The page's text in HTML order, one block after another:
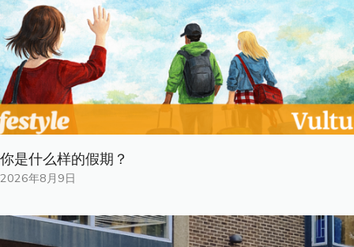
你是什​​么样的假期？
2026年8月9日